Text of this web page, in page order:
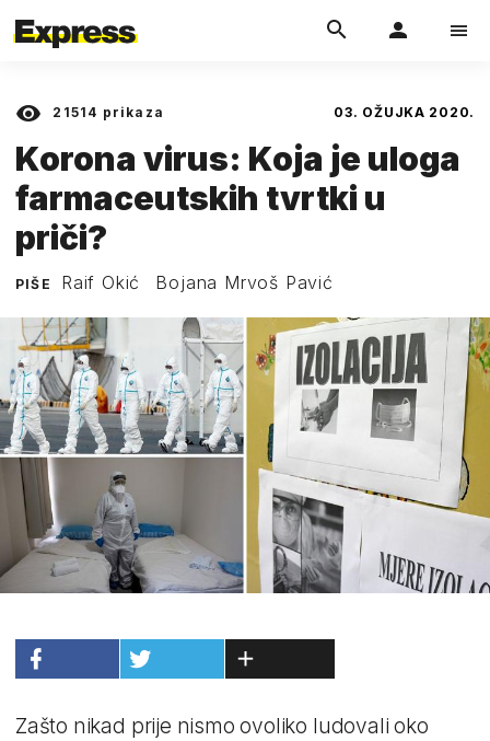
21514 prikaza 03. OŽUJKA 2020.
Korona virus: Koja je uloga
farmaceutskih tvrtki u
priči?
PIŠE Raif Okić Bojana Mrvoš Pavić
Zašto nikad prije nismo ovoliko ludovali oko